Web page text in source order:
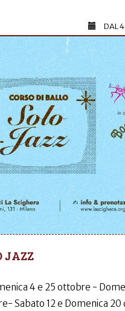
DAL
JAZZ
4 e 25 ottobre -
Sabato 12 e Domenica